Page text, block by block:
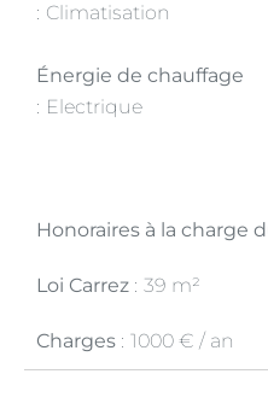
Climatisation
Énergie de chauffage
Electrique
Honoraires à la charge
Loi Carrez 39 m²
Charges 1000 € / an